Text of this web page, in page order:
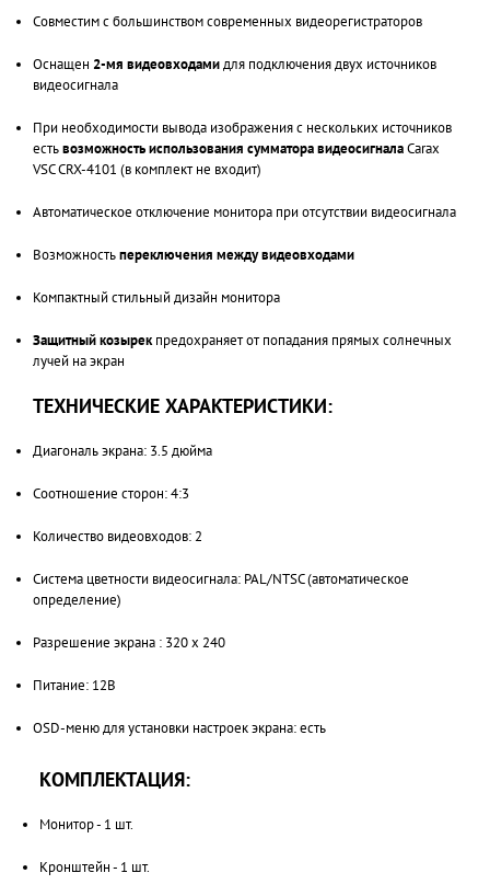
Совместим с большинством современных видеорегистраторов
Оснащен 2-мя видеовходамидля подключения двух источников
видеосигнала
При необходимости вывода изображения с нескольких источников
естьвозможность использования сумматора видеосигналаCarax
VSC CRX-4101 (в комплект не входит)
Автоматическое отключение монитора при отсутствии видеосигнала
Возможностьпереключения между видеовходами
Компактный стильный дизайн монитора
Защитный козырекпредохраняет от попадания прямых солнечных
лучей на экран
ТЕХНИЧЕСКИЕ ХАРАКТЕРИСТИКИ:
Диагональ экрана: 3.5 дюйма
Соотношение сторон: 4:3
Количество видеовходов: 2
Система цветности видеосигнала: PAL/NTSC (автоматическое
определение)
Разрешение экрана : 320 x 240
Питание: 12В
OSD-меню для установки настроек экрана: есть
КОМПЛЕКТАЦИЯ:
Монитор - 1 шт.
Кронштейн - 1 шт.